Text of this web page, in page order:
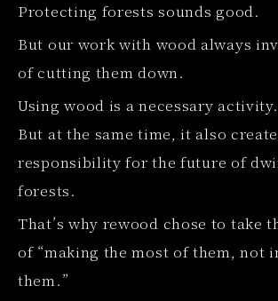
Protecting forests sounds good.
But our work with wood always
of cutting them down.
Using wood is a necessary activity.
But at the same time, it also
responsibility for the future of
forests.
That’s why rewood chose to take
of “making the most of them, not
them.”